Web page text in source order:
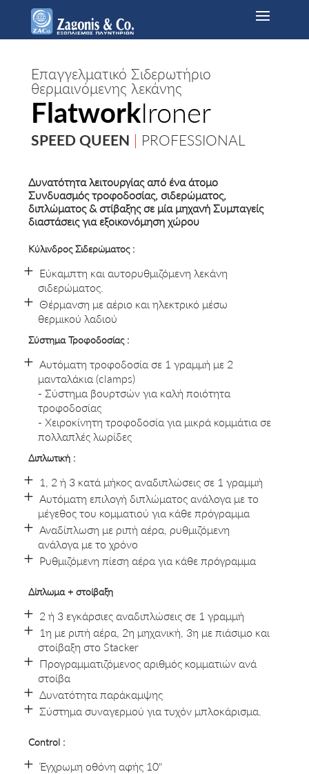
Επαγγελματικό Σιδερωτήριο
θερμαινόμενης λεκάνης
FlatworkIroner
SPEED QUEEN | PROFESSIONAL
Δυνατότητα λειτουργίας από ένα άτομο
Συνδυασμός τροφοδοσίας, σιδερώματος,
διπλώματος & στίβαξης σε μία μηχανή Συμπαγείς
διαστάσεις για εξοικονόμηση χώρου
Κύλινδρος Σιδερώματος :
Εύκαμπτη και αυτορυθμιζόμενη λεκάνη
σιδερώματος.
Θέρμανση με αέριο και ηλεκτρικό μέσω
θερμικού λαδιού
Σύστημα Τροφοδοσίας :
Αυτόματη τροφοδοσία σε 1 γραμμή με 2
μανταλάκια (clamps)
- Σύστημα βουρτσών για καλή ποιότητα
τροφοδοσίας
- Χειροκίνητη τροφοδοσία για μικρά κομμάτια σε
πολλαπλές λωρίδες
Διπλωτική :
1, 2 ή 3 κατά μήκος αναδιπλώσεις σε 1 γραμμή
Αυτόματη επιλογή διπλώματος ανάλογα με το
μέγεθος του κομματιού για κάθε πρόγραμμα
Αναδίπλωση με ριπή αέρα, ρυθμιζόμενη
ανάλογα με το χρόνο
Ρυθμιζόμενη πίεση αέρα για κάθε πρόγραμμα
Δίπλωμα + στοίβαξη
2 ή 3 εγκάρσιες αναδιπλώσεις σε 1 γραμμή
1η με ριπή αέρα, 2η μηχανική, 3η με πιάσιμο και
στοίβαξη στο Stacker
Προγραμματιζόμενος αριθμός κομματιών ανά
στοίβα
Δυνατότητα παράκαμψης
Σύστημα συναγερμού για τυχόν μπλοκάρισμα.
Control :
Έγχρωμη οθόνη αφής 10"